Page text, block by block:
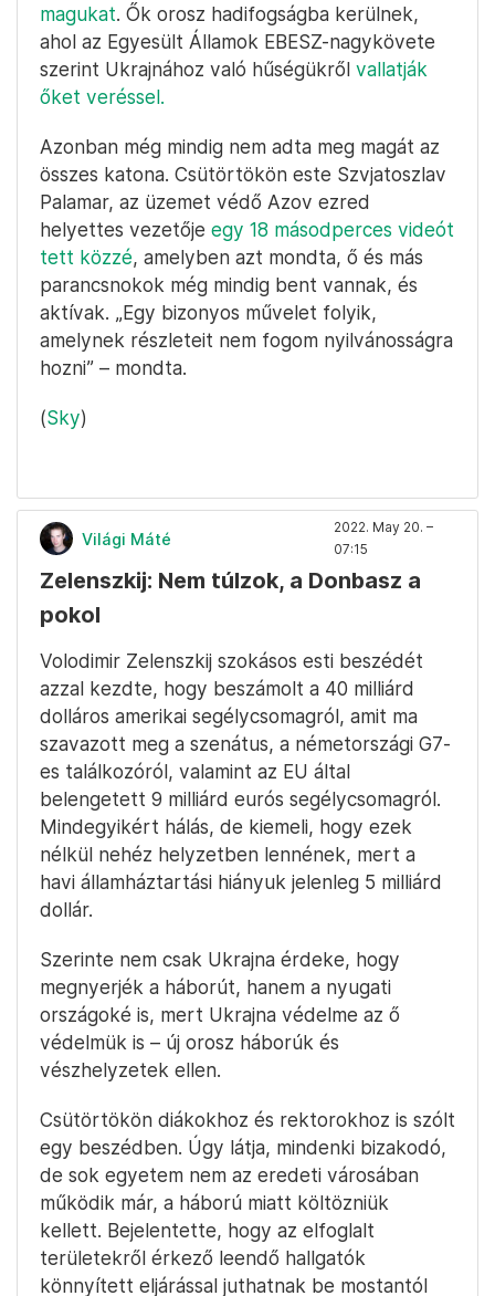
magukat. Ők orosz hadifogságba kerülnek,
ahol az Egyesült Államok EBESZ-nagykövete
szerint Ukrajnához való hűségükről vallatják
őket veréssel.
Azonban még mindig nem adta meg magát az
összes katona. Csütörtökön este Szvjatoszlav
Palamar, az üzemet védő Azov ezred
helyettes vezetője egy 18 másodperces videót
tett közzé, amelyben azt mondta, ő és más
parancsnokok még mindig bent vannak, és
aktívak. „Egy bizonyos művelet folyik,
amelynek részleteit nem fogom nyilvánosságra
hozni” – mondta.
(Sky)
Világi Máté
2022. May 20. –
07:15
Zelenszkij: Nem túlzok, a Donbasz a
pokol
Volodimir Zelenszkij szokásos esti beszédét
azzal kezdte, hogy beszámolt a 40 milliárd
dolláros amerikai segélycsomagról, amit ma
szavazott meg a szenátus, a németországi G7-
es találkozóról, valamint az EU által
belengetett 9 milliárd eurós segélycsomagról.
Mindegyikért hálás, de kiemeli, hogy ezek
nélkül nehéz helyzetben lennének, mert a
havi államháztartási hiányuk jelenleg 5 milliárd
dollár.
Szerinte nem csak Ukrajna érdeke, hogy
megnyerjék a háborút, hanem a nyugati
országoké is, mert Ukrajna védelme az ő
védelmük is – új orosz háborúk és
vészhelyzetek ellen.
Csütörtökön diákokhoz és rektorokhoz is szólt
egy beszédben. Úgy látja, mindenki bizakodó,
de sok egyetem nem az eredeti városában
működik már, a háború miatt költözniük
kellett. Bejelentette, hogy az elfoglalt
területekről érkező leendő hallgatók
könnyített eljárással juthatnak be mostantól